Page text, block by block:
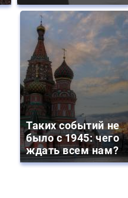
Таких событий не
было с 1945: чего
ждать всем нам?